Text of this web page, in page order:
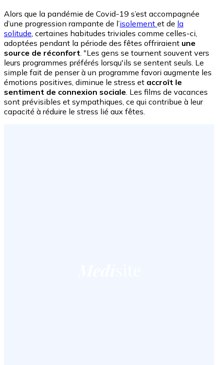
Alors que la pandémie de Covid-19 s’est accompagnée
d’une progression rampante de l’isolement et de la
solitude, certaines habitudes triviales comme celles-ci,
adoptées pendant la période des fêtes offriraient une
source de réconfort. "Les gens se tournent souvent vers
leurs programmes préférés lorsqu'ils se sentent seuls. Le
simple fait de penser à un programme favori augmente les
émotions positives, diminue le stress et accroît le
sentiment de connexion sociale. Les films de vacances
sont prévisibles et sympathiques, ce qui contribue à leur
capacité à réduire le stress lié aux fêtes.